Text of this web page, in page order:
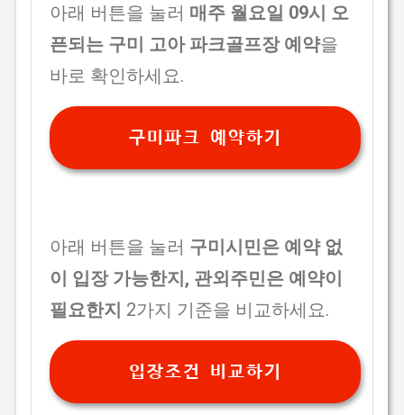
아래 버튼을 눌러 매주 월요일 09시 오
픈되는 구미 고아 파크골프장 예약을
바로 확인하세요.
구미파크 예약하기
아래 버튼을 눌러 구미시민은 예약 없
이 입장 가능한지, 관외주민은 예약이
필요한지 2가지 기준을 비교하세요.
입장조건 비교하기